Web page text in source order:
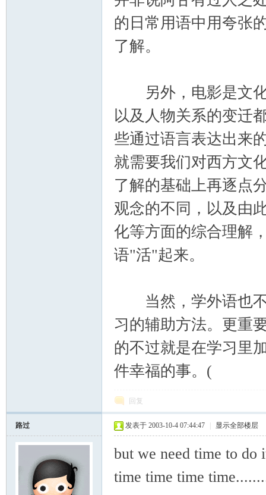
的日常用语中用夸张
了解。
另外，电影是文化
以及人物关系的变迁
些通过语言表达出来
就需要我们对西方文
了解的基础上再逐点
观念的不同，以及由
化等方面的综合理解
语"活"起来。
当然，学外语也不
习的辅助方法。更重
的不过就是在学习里
件幸福的事。(
回复
路过 发表于 2003-10-4 07:44:47 显示全部楼层
but we need time to do
time time time